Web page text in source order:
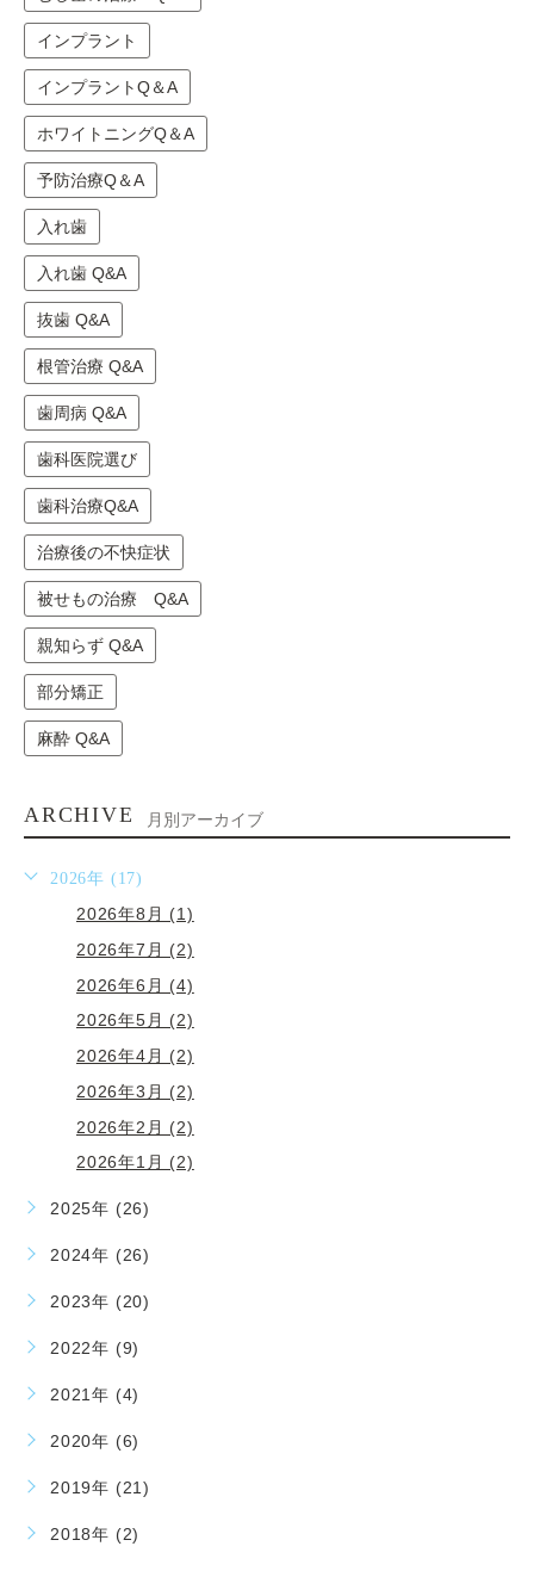
インプラント
インプラントQ＆A
ホワイトニングQ＆A
予防治療Q＆A
入れ歯
入れ歯 Q&A
抜歯 Q&A
根管治療 Q&A
歯周病 Q&A
歯科医院選び
歯科治療Q&A
治療後の不快症状
被せもの治療 Q&A
親知らず Q&A
部分矯正
麻酔 Q&A
ARCHIVE 月別アーカイブ
2026年 (17)
2026年8月 (1)
2026年7月 (2)
2026年6月 (4)
2026年5月 (2)
2026年4月 (2)
2026年3月 (2)
2026年2月 (2)
2026年1月 (2)
2025年 (26)
2024年 (26)
2023年 (20)
2022年 (9)
2021年 (4)
2020年 (6)
2019年 (21)
2018年 (2)